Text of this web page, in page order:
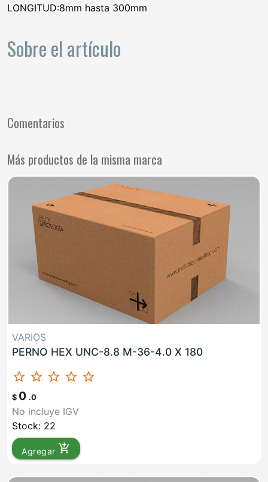
LONGITUD:8mm hasta 300mm
Sobre el artículo
Comentarios
Más productos de la misma marca
VARIOS
PERNO HEX UNC-8.8 M-36-4.0 X 180
star_border star_border star_border star_border star_border
$ 0 .0
No incluye IGV
Stock: 22
Agregar add_shopping_cart